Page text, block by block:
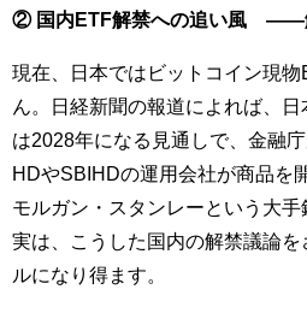
② 国内ETF解禁への追い風 ——
現在、日本ではビットコイン現
ん。日経新聞の報道によれば、
は2028年になる見通しで、金融
HDやSBIHDの運用会社が商品を
モルガン・スタンレーという大
実は、こうした国内の解禁議論
ルになり得ます。